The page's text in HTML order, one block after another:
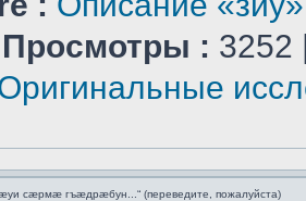
Просмотры :
сæрмæ гъæдрæбун...“ (переведите, пожалуйста)